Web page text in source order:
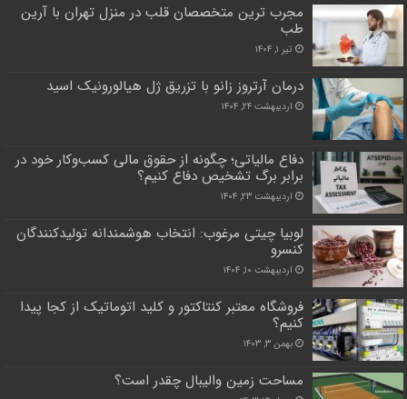
مجرب ترین متخصصان قلب در منزل تهران با آرین
طب
تیر ۱, ۱۴۰۴
درمان آرتروز زانو با تزریق ژل هیالورونیک اسید
اردیبهشت ۲۴, ۱۴۰۴
دفاع مالیاتی؛ چگونه از حقوق مالی کسب‌وکار خود در
برابر برگ تشخیص دفاع کنیم؟
اردیبهشت ۲۳, ۱۴۰۴
لوبیا چیتی مرغوب: انتخاب هوشمندانه تولیدکنندگان
کنسرو
اردیبهشت ۱۰, ۱۴۰۴
فروشگاه معتبر کنتاکتور و کلید اتوماتیک از کجا پیدا
کنیم؟
بهمن ۳, ۱۴۰۳
مساحت زمین والیبال چقدر است؟